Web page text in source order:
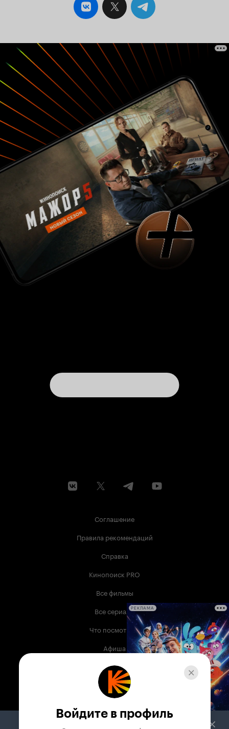
Соглашение
Правила рекомендаций
Справка
Кинопоиск PRO
Все фильмы
Все сериалы
Что посмотреть
Афиша
Музыка
Телепрограмма
Служба поддержки
РЕКЛАМА
Войдите в профиль